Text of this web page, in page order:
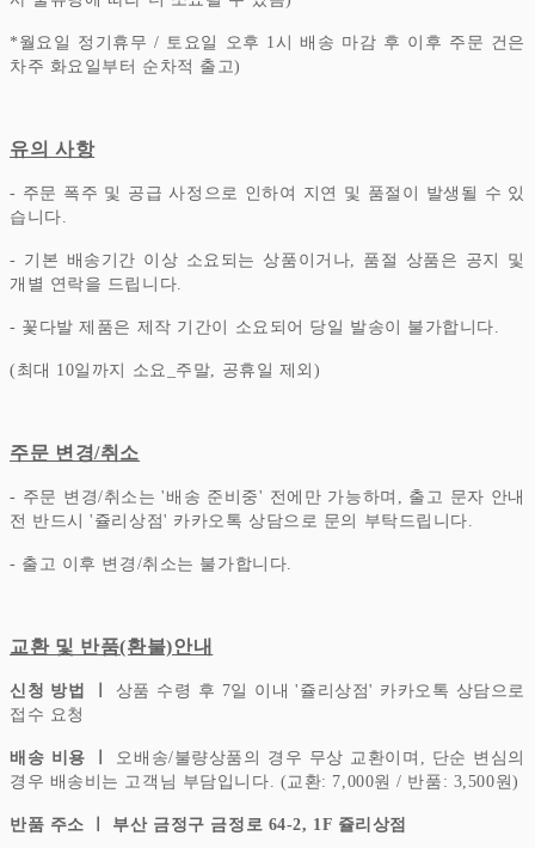
* 월요일 정기휴무 / 토요일 오후 1시 배송 마감 후 이후 주문 건은
차주 화요일부터 순차적 출고)
유의 사항
- 주문 폭주 및 공급 사정으로 인하여 지연 및 품절이 발생될 수 있
습니다.
- 기본 배송기간 이상 소요되는 상품이거나, 품절 상품은 공지 및
개별 연락을 드립니다.
- 꽃다발 제품은 제작 기간이 소요되어 당일 발송이 불가합니다.
(최대 10일까지 소요_주말, 공휴일 제외)
주문 변경/취소
- 주문 변경/취소는 '배송 준비중' 전에만 가능하며, 출고 문자 안내
전 반드시 '쥴리상점' 카카오톡 상담으로 문의 부탁드립니다.
- 출고 이후 변경/취소는 불가합니다.
교환 및 반품(환불)안내
신청 방법 ㅣ 상품 수령 후 7일 이내 '쥴리상점' 카카오톡 상담으로
접수 요청
배송 비용 ㅣ
오배송/불량상품의 경우 무상 교환이며, 단순 변심의
경우 배송비는 고객님 부담입니다. (교환: 7,000원 / 반품: 3,500원)
반품 주소 ㅣ 부산 금정구 금정로 64-2, 1F 쥴리상점